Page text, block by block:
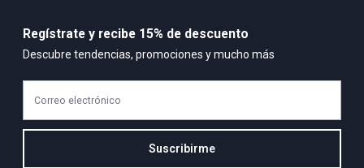
Regístrate y recibe 15% de descuento
Descubre tendencias, promociones y mucho más
Correo electrónico
Suscribirme